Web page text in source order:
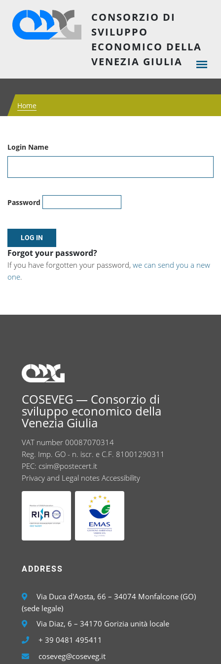
CONSORZIO DI
SVILUPPO
ECONOMICO DELLA
VENEZIA GIULIA
Home
Login Name
Password
Forgot your password?
If you have forgotten your password, we can send you a new
one.
COSEVEG — Consorzio di
sviluppo economico della
Venezia Giulia
VAT number 00087070314
Reg. Imp. GO - n. iscr. e C.F. 81001290311
PEC: csim@postecert.it
Privacy and Legal notes Accessibility
ADDRESS
Via Duca d'Aosta, 66 – 34074 Monfalcone (GO)
(sede legale)
Via Diaz, 6 – 34170 Gorizia unità locale
+ 39 0481 495411
coseveg@coseveg.it